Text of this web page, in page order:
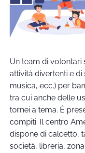
Un team di volontari
attività divertenti e di
musica, ecc.) per
tra cui anche delle
tornei a tema. È
compiti. Il centro
dispone di calcetto,
società, libreria,